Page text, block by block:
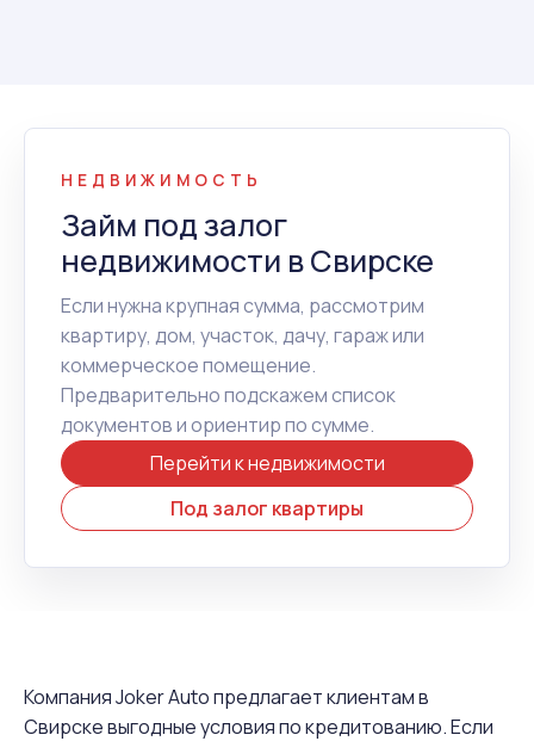
НЕДВИЖИМОСТЬ
Займ под залог
недвижимости в Свирске
Если нужна крупная сумма, рассмотрим
квартиру, дом, участок, дачу, гараж или
коммерческое помещение.
Предварительно подскажем список
документов и ориентир по сумме.
Перейти к недвижимости
Под залог квартиры
Компания Joker Auto предлагает клиентам в
Свирске выгодные условия по кредитованию. Если